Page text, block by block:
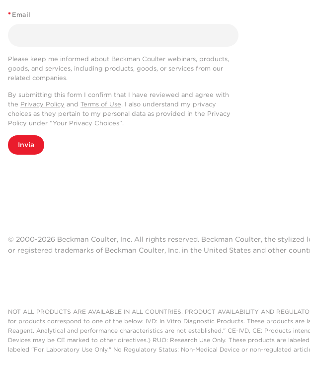
* Email
Please keep me informed about Beckman Coulter webinars, products,
goods, and services, including products, goods, or services from our
related companies.
By submitting this form I confirm that I have reviewed and agree with
the Privacy Policy and Terms of Use. I also understand my privacy
choices as they pertain to my personal data as provided in the Privacy
Policy under “Your Privacy Choices”.
Invia
© 2000-2026 Beckman Coulter, Inc. All rights reserved. Beckman Coulter, the
or registered trademarks of Beckman Coulter, Inc. in the United States and other
NOT ALL PRODUCTS ARE AVAILABLE IN ALL COUNTRIES. PRODUCT AVAILABILITY AND
for products correspond to one of the below: IVD: In Vitro Diagnostic Products. These products are
Reagent. Analytical and performance characteristics are not established." CE-IVD, CE: Products
Devices may be CE marked to other directives.) RUO: Research Use Only. These products are
labeled "For Laboratory Use Only." No Regulatory Status: Non-Medical Device or non-regulated